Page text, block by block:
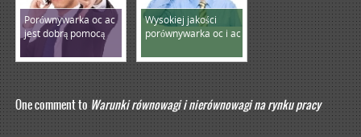
Porównywarka oc ac
jest dobrą pomocą
Wysokiej jakości
porównywarka oc i ac
One comment toWarunki równowagi i nierównowagi na rynku pracy